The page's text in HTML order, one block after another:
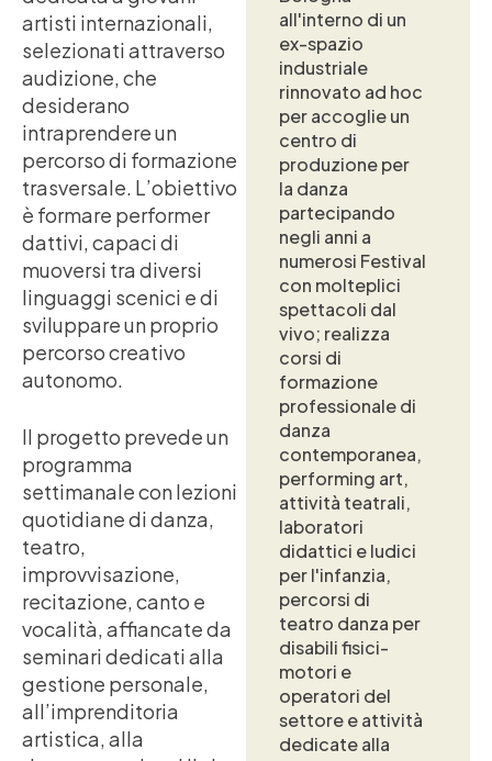
artisti internazionali,
selezionati attraverso
audizione, che
desiderano
intraprendere un
percorso di formazione
trasversale. L’obiettivo
è formare performer
dattivi, capaci di
muoversi tra diversi
linguaggi scenici e di
sviluppare un proprio
percorso creativo
autonomo.
Il progetto prevede un
programma
settimanale con lezioni
quotidiane di danza,
teatro,
improvvisazione,
recitazione, canto e
vocalità, affiancate da
seminari dedicati alla
gestione personale,
all’imprenditoria
artistica, alla
all'interno di un
ex-spazio
industriale
rinnovato ad hoc
per accoglie un
centro di
produzione per
la danza
partecipando
negli anni a
numerosi Festival
con molteplici
spettacoli dal
vivo; realizza
corsi di
formazione
professionale di
danza
contemporanea,
performing art,
attività teatrali,
laboratori
didattici e ludici
per l'infanzia,
percorsi di
teatro danza per
disabili fisici-
motori e
operatori del
settore e attività
dedicate alla